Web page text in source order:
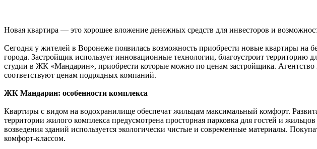
Новая квартира — это хорошее вложение денежных средств для инвесторов и
Сегодня у жителей в Воронеже появилась возможность приобрести новые квартиры
города. Застройщик использует инновационные технологии, благоустроит территорию
студии в ЖК «Мандарин», приобрести которые можно по ценам застройщика.
соответствуют ценам подрядных компаний.
ЖК Мандарин: особенности комплекса
Квартиры с видом на водохранилище обеспечат жильцам максимальный комфорт.
территории жилого комплекса предусмотрена просторная парковка для гостей и
возведения зданий используется экологически чистые и современные материалы.
комфорт-классом.